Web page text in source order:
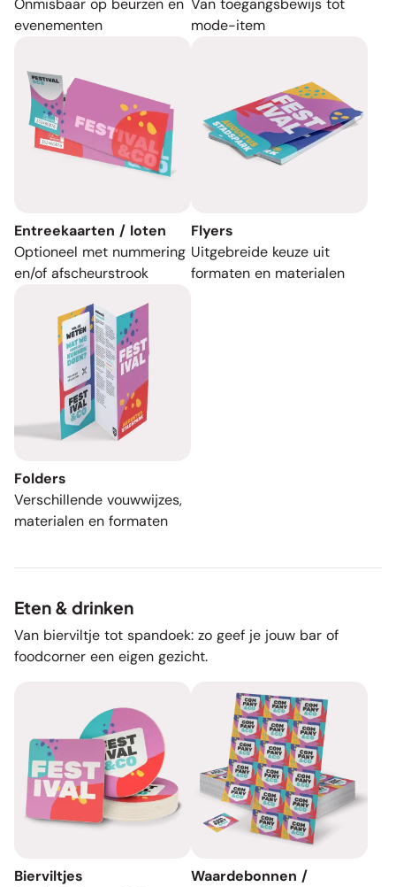
Onmisbaar op beurzen en
evenementen
Van toegangsbewijs tot
mode-item
Entreekaarten / loten
Optioneel met nummering
en/of afscheurstrook
Flyers
Uitgebreide keuze uit
formaten en materialen
Folders
Verschillende vouwwijzes,
materialen en formaten
Eten & drinken
Van bierviltje tot spandoek: zo geef je jouw bar of
foodcorner een eigen gezicht.
Bierviltjes
Waardebonnen /